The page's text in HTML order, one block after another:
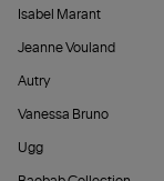
Isabel Marant
Jeanne Vouland
Autry
Vanessa Bruno
Ugg